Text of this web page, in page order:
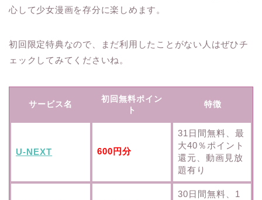
心して少女漫画を存分に楽しめます。
初回限定特典なので、まだ利用したことがない人はぜひチ
ェックしてみてくださいね。
サービス名
初回無料ポイン
ト
特徴
U-NEXT 600円分
31日間無料、最
大40％ポイント
還元、動画見放
題有り
30日間無料、1